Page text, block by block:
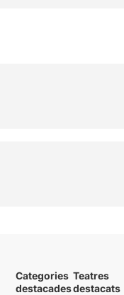
Categories
destacades
Teatres
destacats